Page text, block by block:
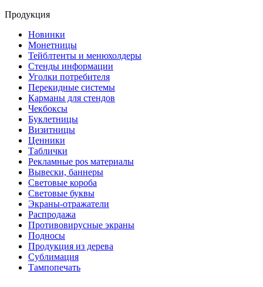
Продукция
Новинки
Монетницы
Тейблтенты и менюхолдеры
Стенды информации
Уголки потребителя
Перекидные системы
Карманы для стендов
Чекбоксы
Буклетницы
Визитницы
Ценники
Таблички
Рекламные pos материалы
Вывески, баннеры
Световые короба
Световые буквы
Экраны-отражатели
Распродажа
Противовирусные экраны
Подносы
Продукция из дерева
Сублимация
Тампопечать